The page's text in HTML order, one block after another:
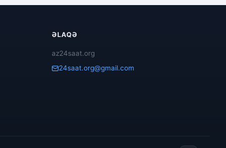
ƏLAQƏ
az24saat.org
24saat.org@gmail.com